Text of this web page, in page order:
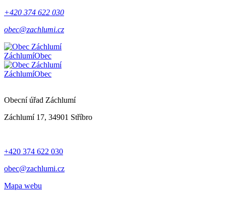
+420 374 622 030
obec@zachlumi.cz
ZáchlumíObec
ZáchlumíObec
Obecní úřad Záchlumí
Záchlumí 17, 34901 Stříbro
+420 374 622 030
obec@zachlumi.cz
Mapa webu